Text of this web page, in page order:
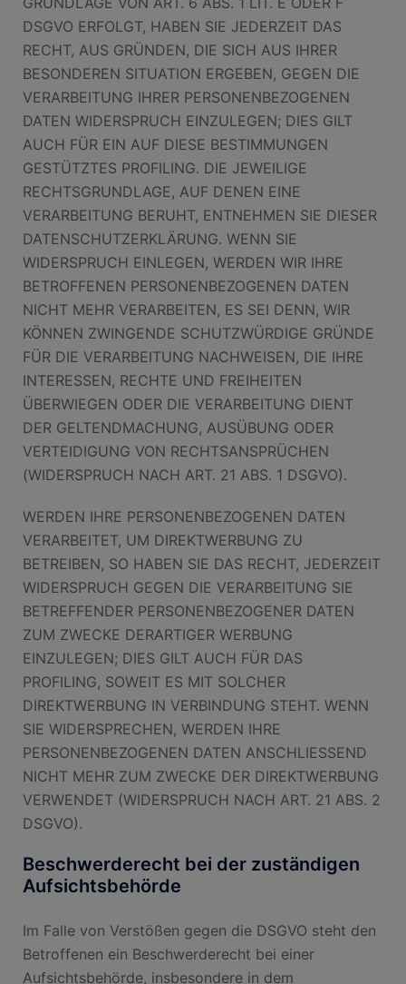
DSGVO ERFOLGT, HABEN SIE JEDERZEIT DAS
RECHT, AUS GRÜNDEN, DIE SICH AUS IHRER
BESONDEREN SITUATION ERGEBEN, GEGEN DIE
VERARBEITUNG IHRER PERSONENBEZOGENEN
DATEN WIDERSPRUCH EINZULEGEN; DIES GILT
AUCH FÜR EIN AUF DIESE BESTIMMUNGEN
GESTÜTZTES PROFILING. DIE JEWEILIGE
RECHTSGRUNDLAGE, AUF DENEN EINE
VERARBEITUNG BERUHT, ENTNEHMEN SIE DIESER
DATENSCHUTZERKLÄRUNG. WENN SIE
WIDERSPRUCH EINLEGEN, WERDEN WIR IHRE
BETROFFENEN PERSONENBEZOGENEN DATEN
NICHT MEHR VERARBEITEN, ES SEI DENN, WIR
KÖNNEN ZWINGENDE SCHUTZWÜRDIGE GRÜNDE
FÜR DIE VERARBEITUNG NACHWEISEN, DIE IHRE
INTERESSEN, RECHTE UND FREIHEITEN
ÜBERWIEGEN ODER DIE VERARBEITUNG DIENT
DER GELTENDMACHUNG, AUSÜBUNG ODER
VERTEIDIGUNG VON RECHTSANSPRÜCHEN
(WIDERSPRUCH NACH ART. 21 ABS. 1 DSGVO).
WERDEN IHRE PERSONENBEZOGENEN DATEN
VERARBEITET, UM DIREKTWERBUNG ZU
BETREIBEN, SO HABEN SIE DAS RECHT, JEDERZEIT
WIDERSPRUCH GEGEN DIE VERARBEITUNG SIE
BETREFFENDER PERSONENBEZOGENER DATEN
ZUM ZWECKE DERARTIGER WERBUNG
EINZULEGEN; DIES GILT AUCH FÜR DAS
PROFILING, SOWEIT ES MIT SOLCHER
DIREKTWERBUNG IN VERBINDUNG STEHT. WENN
SIE WIDERSPRECHEN, WERDEN IHRE
PERSONENBEZOGENEN DATEN ANSCHLIESSEND
NICHT MEHR ZUM ZWECKE DER DIREKTWERBUNG
VERWENDET (WIDERSPRUCH NACH ART. 21 ABS. 2
DSGVO).
Beschwerde­recht bei der zuständigen
Aufsichts­behörde
Im Falle von Verstößen gegen die DSGVO steht den
Betroffenen ein Beschwerderecht bei einer
Aufsichtsbehörde, insbesondere in dem